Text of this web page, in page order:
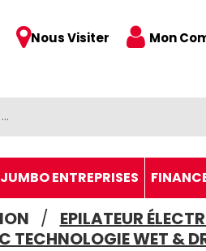
Nous Visiter Mon
JUMBO ENTREPRISES
EPILATEUR
TECHNOLOGIE WET &